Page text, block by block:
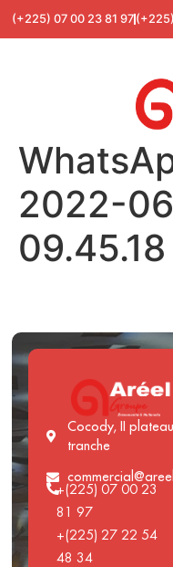
(+225) 07 00 23 81 97
2022-
09.45.18
Cocody, II
tranche
+(225) 07 00 23
81 97
+(225) 27 22 54
48 34